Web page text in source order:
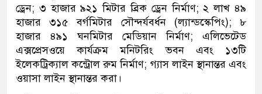
ড্রেন; ৩ হাজার ৯২১ মিটার ব্রিক ড্রেন নির্মাণ; ২ লাখ ৪৯
হাজার ৩১৫ বর্গমিটার সৌন্দর্যবর্ধন (ল্যান্ডস্কেপিং); ৮
হাজার ৪৯১ ঘনমিটার মেডিয়ান নির্মাণ; এলিভেটেড
এক্সপ্রেসওয়ে কার্যক্রম মনিটরিং ভবন এবং ১৩টি
ইলেকট্রিক্যাল কন্ট্রোল রুম নির্মাণ; গ্যাস লাইন স্থানান্তর এবং
ওয়াসা লাইন স্থানান্তর করা।